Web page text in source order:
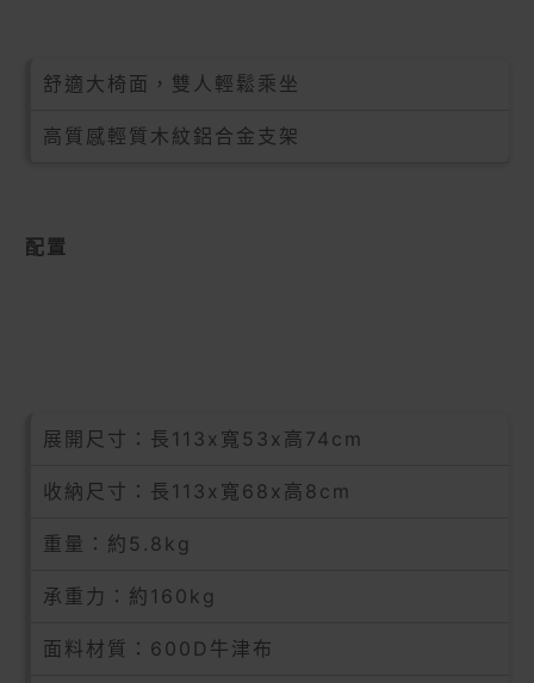
舒適大椅面，雙人輕鬆乘坐
高質感輕質木紋鋁合金支架
配置
展開尺寸：長113x寬53x高74cm
收納尺寸：長113x寬68x高8cm
重量：約5.8kg
承重力：約160kg
面料材質：600D牛津布